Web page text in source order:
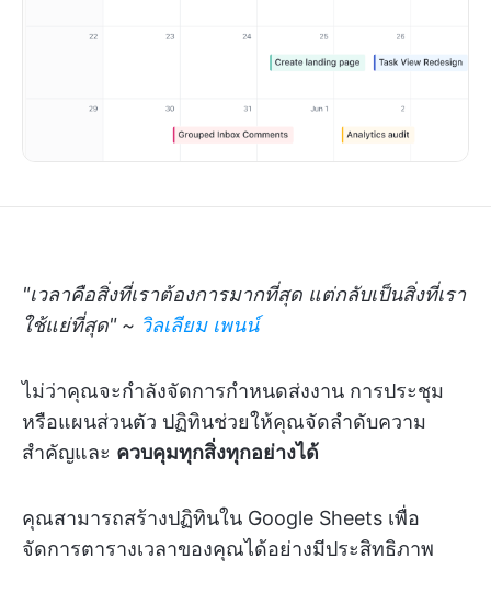
"เวลาคือสิ่งที่เราต้องการมากที่สุด แต่กลับเป็นสิ่งที่เรา
ใช้แย่ที่สุด" ~ วิลเลียม เพนน์
ไม่ว่าคุณจะกำลังจัดการกำหนดส่งงาน การประชุม
หรือแผนส่วนตัว ปฏิทินช่วยให้คุณจัดลำดับความ
สำคัญและ ควบคุมทุกสิ่งทุกอย่างได้
คุณสามารถสร้างปฏิทินใน Google Sheets เพื่อ
จัดการตารางเวลาของคุณได้อย่างมีประสิทธิภาพ